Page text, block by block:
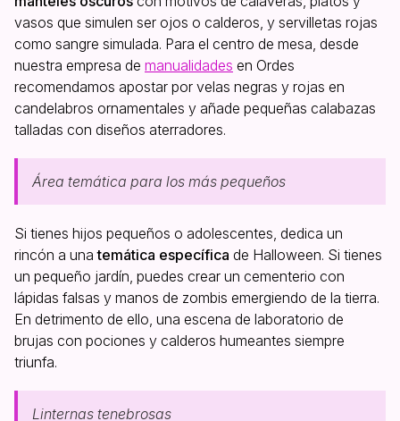
vasos que simulen ser ojos o calderos, y servilletas rojas
como sangre simulada. Para el centro de mesa, desde
nuestra empresa de manualidades en Ordes
recomendamos apostar por velas negras y rojas en
candelabros ornamentales y añade pequeñas calabazas
talladas con diseños aterradores.
Área temática para los más pequeños
Si tienes hijos pequeños o adolescentes, dedica un
rincón a unatemática específica de Halloween. Si tienes
un pequeño jardín, puedes crear un cementerio con
lápidas falsas y manos de zombis emergiendo de la tierra.
En detrimento de ello, una escena de laboratorio de
brujas con pociones y calderos humeantes siempre
triunfa.
Linternas tenebrosas